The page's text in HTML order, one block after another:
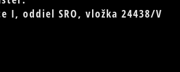
I, oddiel SRO, vložka 24438/V